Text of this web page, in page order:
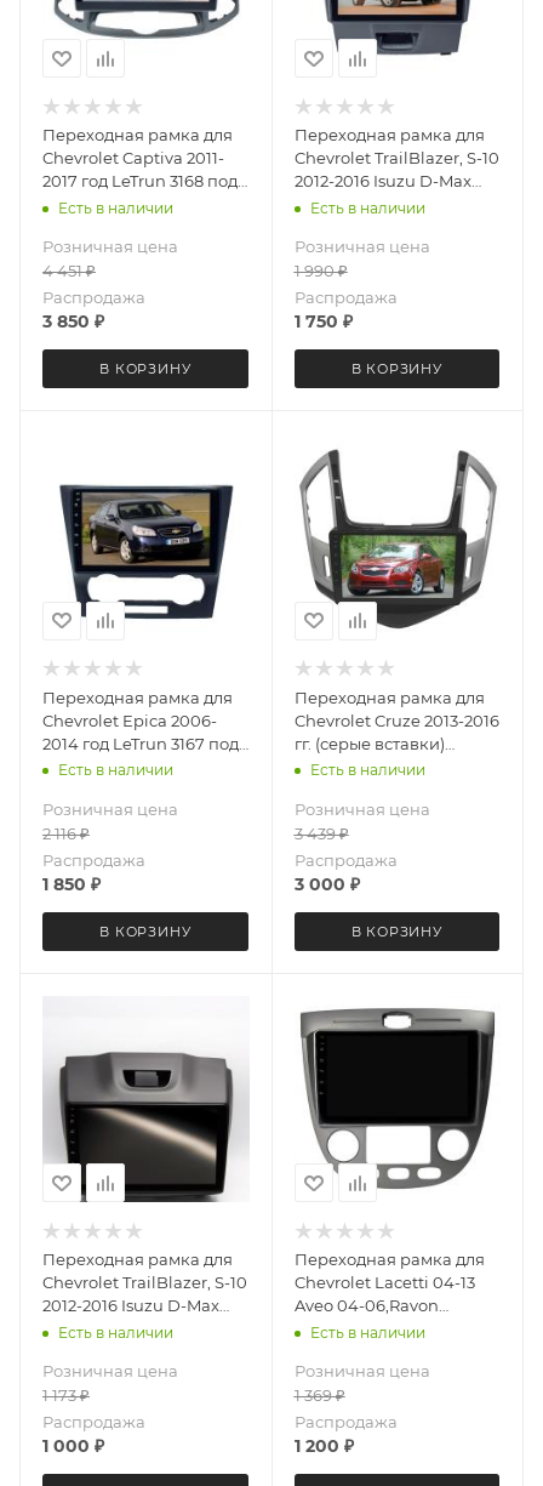
Переходная рамка для
Chevrolet Captiva 2011-
2017 год LeTrun 3168 под
базовую магнитолу 10
Есть в наличии
Розничная цена
4 451₽
Распродажа
3 850 ₽
В КОРЗИНУ
Переходная рамка для
Chevrolet TrailBlazer, S-10
2012-2016 Isuzu D-Max
2012+ (Ver.1) LeTrun 3203
9 дюймов
Есть в наличии
Розничная цена
1 990₽
Распродажа
1 750 ₽
В КОРЗИНУ
Переходная рамка для
Chevrolet Epica 2006-
2014 год LeTrun 3167 под
базовую магнитолу 9
Есть в наличии
Розничная цена
2 116₽
Распродажа
1 850 ₽
В КОРЗИНУ
Переходная рамка для
Chevrolet Cruze 2013-2016
гг. (серые вставки)
LeTrun 3551 под базовую
Есть в наличии
Розничная цена
3 439₽
Распродажа
3 000 ₽
В КОРЗИНУ
Переходная рамка для
Chevrolet TrailBlazer, S-10
2012-2016 Isuzu D-Max
2012+ (Ver.2) LeTrun 5687
9 дюймов
Есть в наличии
Розничная цена
1 173₽
Распродажа
1 000 ₽
Переходная рамка для
Chevrolet Lacetti 04-13
Aveo 04-06,Ravon
Daewoo Gentra 15-18(с
LeTrun 5827 под базовую
магнитолу 9 дюймов
Есть в наличии
Розничная цена
1 369₽
Распродажа
1 200 ₽